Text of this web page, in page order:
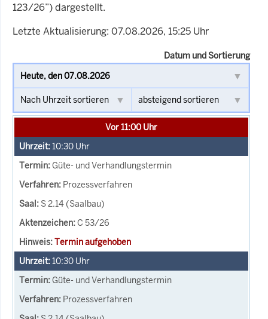
123/26”) dargestellt.
Letzte Aktualisierung: 07.08.2026, 15:25 Uhr
Datum und Sortierung
Vor 11:00 Uhr
10:30 Uhr
Güte- und Verhandlungstermin
Prozessverfahren
S 2.14 (Saalbau)
C 53/26
Termin aufgehoben
10:30 Uhr
Güte- und Verhandlungstermin
Prozessverfahren